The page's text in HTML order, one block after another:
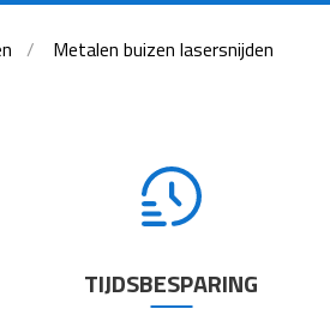
Metalen buizen lasersnijden
TIJDSBESPARING